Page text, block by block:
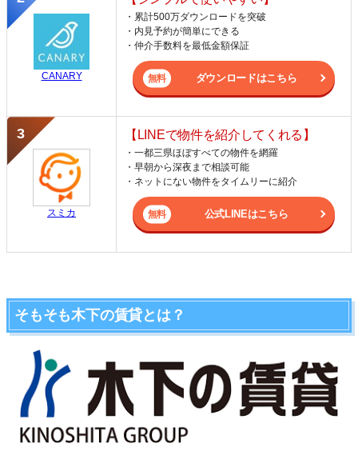
CANARY
・累計500万ダウンロードを突破
・内見予約が簡単にできる
・仲介手数料を最低金額保証
ダウンロードはこちら
スミカ
【LINEで物件を紹介してくれる】
・一都三県ほぼすべての物件を網羅
・早朝から深夜まで相談可能
・ネットにない物件をタイムリーに紹介
公式LINEはこちら
そもそも木下の賃貸とは？